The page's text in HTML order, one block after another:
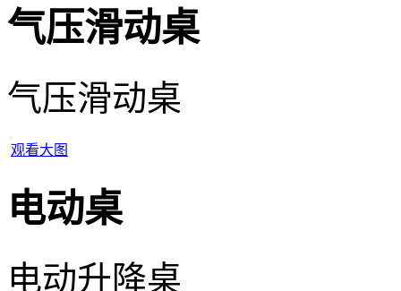
气压滑动桌
气压滑动桌
观看大图
电动桌
电动升降桌